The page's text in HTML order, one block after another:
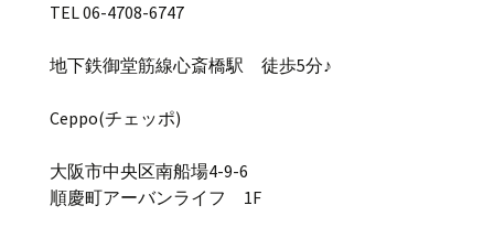
TEL 06-4708-6747
地下鉄御堂筋線心斎橋駅 徒歩5分♪
Ceppo(チェッポ)
大阪市中央区南船場4-9-6
順慶町アーバンライフ 1F